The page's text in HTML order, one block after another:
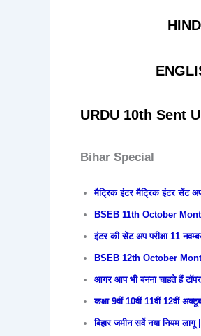
URDU 10th Sent
Bihar Special
मैट्रिक इंटर मैट्रिक इंटर सेंट
BSEB 11th October
इंटर की सेंट अप परीक्षा 11
BSEB 12th October
आगर आप भी बनना चाहते हैं
कक्षा 9वीं 10वीं 11वीं 12वीं
बिहार जमीन सर्वे नया नियम